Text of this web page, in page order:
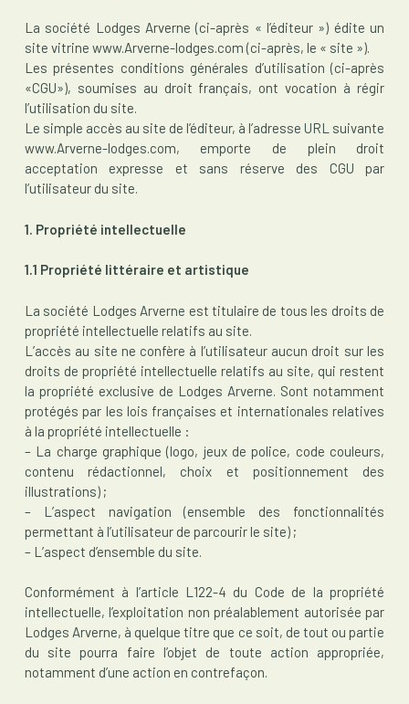
La société Lodges Arverne (ci-après « l’éditeur ») édite un
site vitrine www.Arverne-lodges.com (ci-après, le « site »).
Les présentes conditions générales d’utilisation (ci-après
«CGU»), soumises au droit français, ont vocation à régir
l’utilisation du site.
Le simple accès au site de l’éditeur, à l’adresse URL suivante
www.Arverne-lodges.com, emporte de plein droit
acceptation expresse et sans réserve des CGU par
l’utilisateur du site.
1. Propriété intellectuelle
1.1 Propriété littéraire et artistique
La société Lodges Arverne est titulaire de tous les droits de
propriété intellectuelle relatifs au site.
L’accès au site ne confère à l’utilisateur aucun droit sur les
droits de propriété intellectuelle relatifs au site, qui restent
la propriété exclusive de Lodges Arverne. Sont notamment
protégés par les lois françaises et internationales relatives
à la propriété intellectuelle :
– La charge graphique (logo, jeux de police, code couleurs,
contenu rédactionnel, choix et positionnement des
illustrations) ;
– L’aspect navigation (ensemble des fonctionnalités
permettant à l’utilisateur de parcourir le site) ;
– L’aspect d’ensemble du site.
Conformément à l’article L122-4 du Code de la propriété
intellectuelle, l’exploitation non préalablement autorisée par
Lodges Arverne, à quelque titre que ce soit, de tout ou partie
du site pourra faire l’objet de toute action appropriée,
notamment d’une action en contrefaçon.